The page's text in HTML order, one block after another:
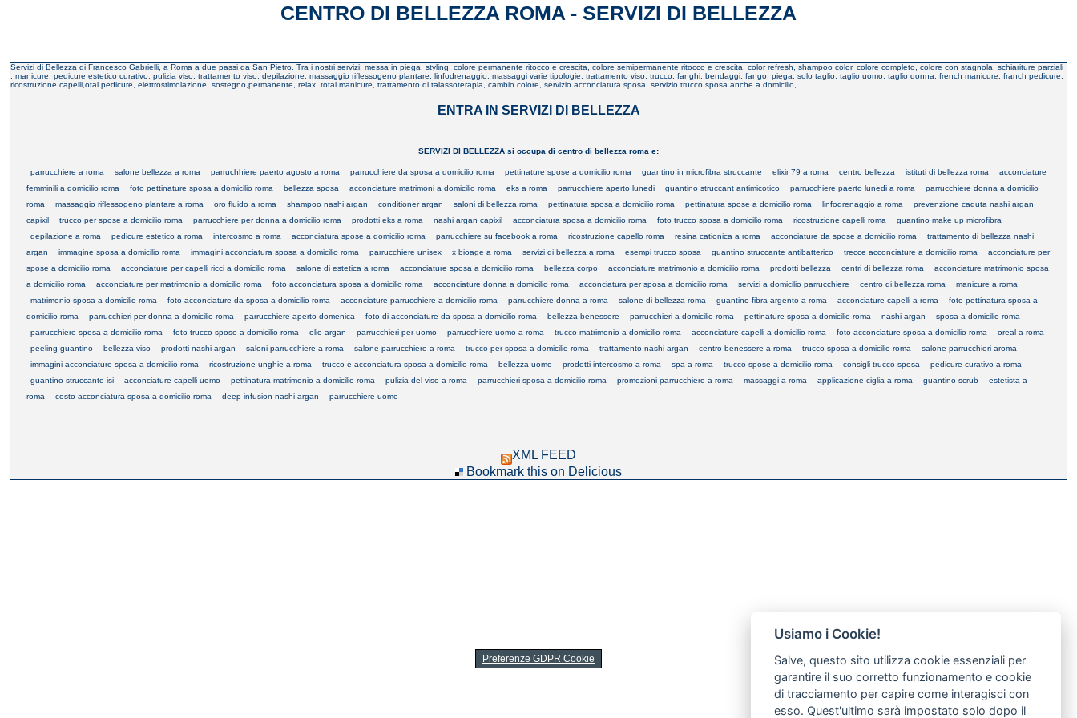
CENTRO DI BELLEZZA ROMA - SERVIZI DI BELLEZZA
Servizi di Bellezza di Francesco Gabrielli, a Roma a due passi da San Pietro. Tra i nostri servizi: messa in piega, styling, colore permanente ritocco e crescita, colore semipermanente ritocco e crescita, color refresh, shampoo color, colore completo, colore con stagnola, schiariture parziali
, manicure, pedicure estetico curativo, pulizia viso, trattamento viso, depilazione, massaggio riflessogeno plantare, linfodrenaggio, massaggi varie tipologie, trattamento viso, trucco, fanghi, bendaggi, fango, piega, solo taglio, taglio uomo, taglio donna, french manicure, franch pedicure,
ricostruzione capelli,otal pedicure, elettrostimolazione, sostegno,permanente, relax, total manicure, trattamento di talassoterapia, cambio colore, servizio acconciatura sposa, servizio trucco sposa anche a domicilio,
ENTRA IN SERVIZI DI BELLEZZA
SERVIZI DI BELLEZZA si occupa di centro di bellezza roma e:
parrucchiere a roma salone bellezza a roma parruchhiere paerto agosto a roma parrucchiere da sposa a domicilio roma pettinature spose a domicilio roma guantino in microfibra struccante elixir 79 a roma centro bellezza istituti di bellezza roma
acconciature
femminili a domicilio roma
foto pettinature sposa a domicilio roma bellezza sposa acconciature matrimoni a domicilio roma eks a roma parrucchiere aperto lunedi guantino struccant antimicotico parrucchiere paerto lunedi a roma
parrucchiere donna a domicilio
roma
massaggio riflessogeno plantare a roma oro fluido a roma shampoo nashi argan conditioner argan saloni di bellezza roma pettinatura sposa a domicilio roma pettinatura spose a domicilio roma linfodrenaggio a roma
prevenzione caduta nashi argan
capixil
trucco per spose a domicilio roma parrucchiere per donna a domicilio roma prodotti eks a roma nashi argan capixil acconciatura sposa a domicilio roma foto trucco sposa a domicilio roma ricostruzione capelli roma
guantino make up microfibra
depilazione a roma
pedicure estetico a roma intercosmo a roma acconciatura spose a domicilio roma parrucchiere su facebook a roma ricostruzione capello roma resina cationica a roma acconciature da spose a domicilio roma
trattamento di bellezza nashi
argan
immagine sposa a domicilio roma immagini acconciatura sposa a domicilio roma parrucchiere unisex x bioage a roma servizi di bellezza a roma esempi trucco sposa guantino struccante antibatterico trecce acconciature a domicilio roma
acconciature per
spose a domicilio roma
acconciature per capelli ricci a domicilio roma salone di estetica a roma acconciature sposa a domicilio roma bellezza corpo acconciature matrimonio a domicilio roma prodotti bellezza centri di bellezza roma
acconciature matrimonio sposa
a domicilio roma
acconciature per matrimonio a domicilio roma foto acconciatura sposa a domicilio roma acconciature donna a domicilio roma acconciatura per sposa a domicilio roma servizi a domicilio parrucchiere centro di bellezza roma
manicure a roma
matrimonio sposa a domicilio roma
foto acconciature da sposa a domicilio roma acconciature parrucchiere a domicilio roma parrucchiere donna a roma salone di bellezza roma guantino fibra argento a roma acconciature capelli a roma
foto pettinatura sposa a
domicilio roma
parrucchieri per donna a domicilio roma parrucchiere aperto domenica foto di acconciature da sposa a domicilio roma bellezza benessere parrucchieri a domicilio roma pettinature sposa a domicilio roma nashi argan
sposa a domicilio roma
parrucchiere sposa a domicilio roma
foto trucco spose a domicilio roma olio argan parrucchieri per uomo parrucchiere uomo a roma trucco matrimonio a domicilio roma acconciature capelli a domicilio roma foto acconciature sposa a domicilio roma
oreal a roma
peeling guantino
bellezza viso prodotti nashi argan saloni parrucchiere a roma salone parrucchiere a roma trucco per sposa a domicilio roma trattamento nashi argan centro benessere a roma trucco sposa a domicilio roma
salone parrucchieri aroma
immagini acconciature sposa a domicilio roma
ricostruzione unghie a roma trucco e acconciatura sposa a domicilio roma bellezza uomo prodotti intercosmo a roma spa a roma trucco spose a domicilio roma consigli trucco sposa
pedicure curativo a roma
guantino struccante isi
acconciature capelli uomo pettinatura matrimonio a domicilio roma pulizia del viso a roma parrucchieri sposa a domicilio roma promozioni parrucchiere a roma massaggi a roma applicazione ciglia a roma guantino scrub
estetista a
roma
costo acconciatura sposa a domicilio roma deep infusion nashi argan parrucchiere uomo
XML FEED
Bookmark this on Delicious
Usiamo i Cookie!
Salve, questo sito utilizza cookie essenziali per
garantire il suo corretto funzionamento e cookie
di tracciamento per capire come interagisci con
esso. Quest'ultimo sarà impostato solo dopo il
Preferenze GDPR Cookie